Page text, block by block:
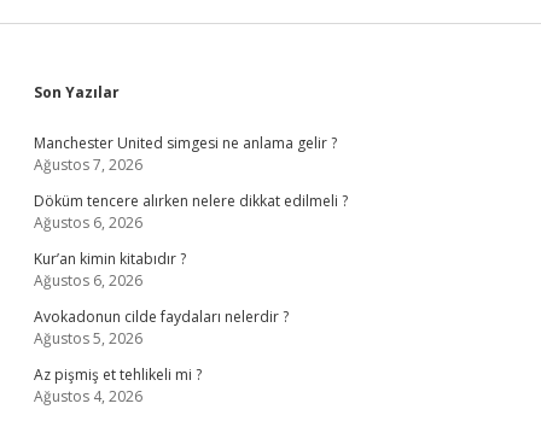
Sidebar
Son Yazılar
Manchester United simgesi ne anlama gelir ?
Ağustos 7, 2026
Döküm tencere alırken nelere dikkat edilmeli ?
Ağustos 6, 2026
Kur’an kimin kitabıdır ?
Ağustos 6, 2026
Avokadonun cilde faydaları nelerdir ?
Ağustos 5, 2026
Az pişmiş et tehlikeli mi ?
Ağustos 4, 2026